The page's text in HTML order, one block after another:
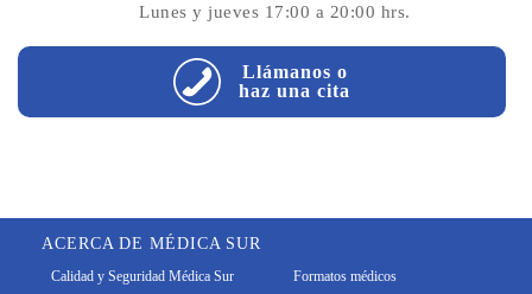
Lunes y jueves 17:00 a 20:00 hrs.
Llámanos o
haz una cita
ACERCA DE MÉDICA SUR
Calidad y Seguridad Médica Sur
Formatos médicos